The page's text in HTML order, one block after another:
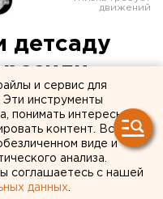
детсаду
не
и сервис для
Эти инструменты
понимать интересы
контент. Вся
виде и
анализа.
соглашаетесь с нашей
данных